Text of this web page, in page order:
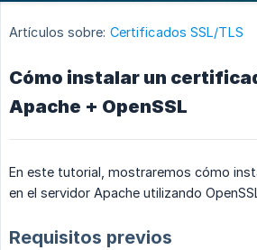
Artículos sobre: Certificados SSL/TLS
Cómo instalar un
Apache + OpenSSL
En este tutorial, mostraremos cómo
en el servidor Apache utilizando
Requisitos previos